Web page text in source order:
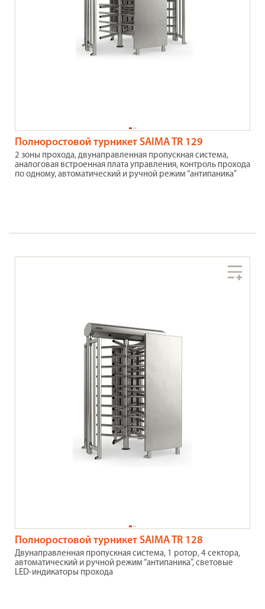
Полноростовой турникет SAIMA TR 129
2 зоны прохода, двунаправленная пропускная система,
аналоговая встроенная плата управления, контроль прохода
по одному, автоматический и ручной режим “антипаника”
Полноростовой турникет SAIMA TR 128
Двунаправленная пропускная система, 1 ротор, 4 сектора,
автоматический и ручной режим “антипаника”, световые
LED-индикаторы прохода